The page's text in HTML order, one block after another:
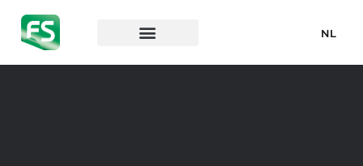
NL